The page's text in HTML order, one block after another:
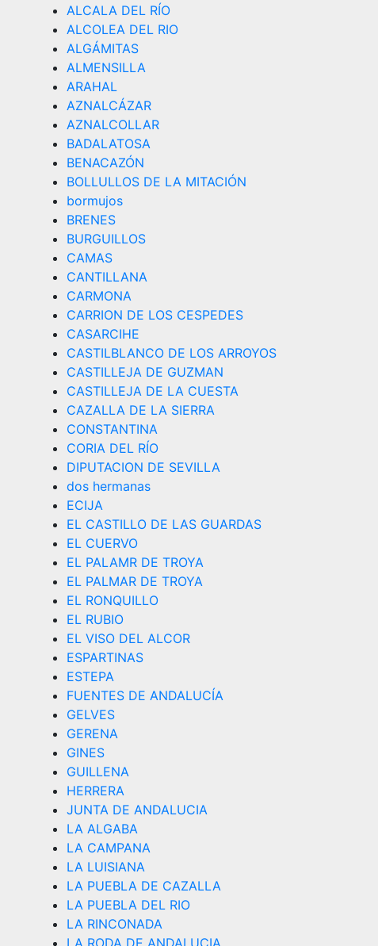
ALCALA DEL RÍO
ALCOLEA DEL RIO
ALGÁMITAS
ALMENSILLA
ARAHAL
AZNALCÁZAR
AZNALCOLLAR
BADALATOSA
BENACAZÓN
BOLLULLOS DE LA MITACIÓN
bormujos
BRENES
BURGUILLOS
CAMAS
CANTILLANA
CARMONA
CARRION DE LOS CESPEDES
CASARCIHE
CASTILBLANCO DE LOS ARROYOS
CASTILLEJA DE GUZMAN
CASTILLEJA DE LA CUESTA
CAZALLA DE LA SIERRA
CONSTANTINA
CORIA DEL RÍO
DIPUTACION DE SEVILLA
dos hermanas
ECIJA
EL CASTILLO DE LAS GUARDAS
EL CUERVO
EL PALAMR DE TROYA
EL PALMAR DE TROYA
EL RONQUILLO
EL RUBIO
EL VISO DEL ALCOR
ESPARTINAS
ESTEPA
FUENTES DE ANDALUCÍA
GELVES
GERENA
GINES
GUILLENA
HERRERA
JUNTA DE ANDALUCIA
LA ALGABA
LA CAMPANA
LA LUISIANA
LA PUEBLA DE CAZALLA
LA PUEBLA DEL RIO
LA RINCONADA
LA RODA DE ANDALUCIA